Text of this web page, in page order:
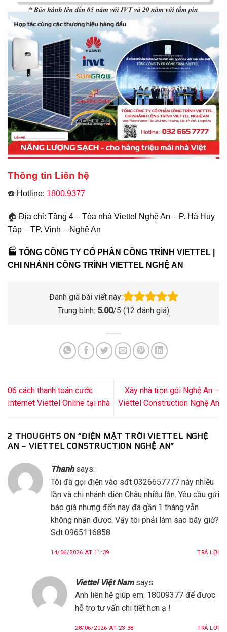
Thông tin Liên hệ
☎️ Hotline: 1800.9377
🏠 Địa chỉ: Tầng 4 – Tòa nhà Viettel Nghệ An – P. Hà Huy
Tập – TP. Vinh – Nghệ An
🏭 TỔNG CÔNG TY CỔ PHẦN CÔNG TRÌNH VIETTEL |
CHI NHÁNH CÔNG TRÌNH VIETTEL NGHỆ AN
Đánh giá bài viết này:
Trung bình: 5.00/5 (12 đánh giá)
06 cách thanh toán cước
Internet Viettel Online tại nhà
Xây nhà trọn gói Nghệ An –
Viettel Construction Nghệ An
2 THOUGHTS ON “ĐIỆN MẶT TRỜI VIETTEL NGHỆ
AN – VIETTEL CONSTRUCTION NGHỆ AN”
Thanh says:
Tôi đã gọi điện vào sđt 0326657777 này nhiều
lần và chi nhánh diễn Châu nhiều lần. Yêu cầu gửi
báo giá nhưng đến nay đã gần 1 tháng vẫn
không nhận được. Vậy tôi phải làm sao bây giờ?
Sdt 0965116858
14/06/2026 AT 11:39 TRẢ LỜI
Viettel Việt Nam says:
Anh liên hệ giúp em: 18009377 để được
hỗ trợ tư vấn chi tiết hơn ạ !
28/06/2026 AT 23:38 TRẢ LỜI